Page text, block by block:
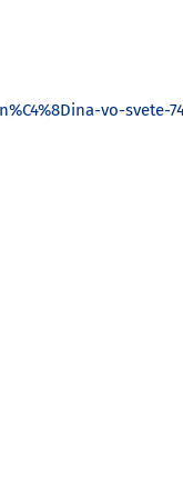
vo-svete-